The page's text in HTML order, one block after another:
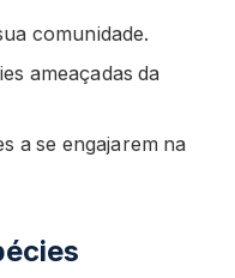
comunidade.
ameaçadas da
a se engajarem na